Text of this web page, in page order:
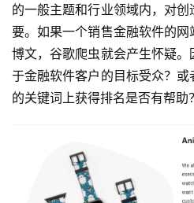
的一般主题和行业领域内，对
要。如果一个销售金融软件的
博文，谷歌爬虫就会产生怀疑
于金融软件客户的目标受众？
的关键词上获得排名是否有帮助？